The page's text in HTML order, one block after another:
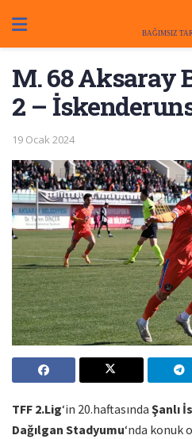
M. 68 Aksaray
2 –
19 Ocak 2024
TFF 2.Lig‘in 20.haftasında Şanlı
Dağılgan Stadyumu‘nda konuk